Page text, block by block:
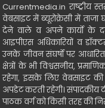
Currentmedia.in राष्ट्रीय
वेबसाइट में ब्यूरोक्रेसी में
देने वाले व अपने कार्यो के
आइपीएस अधिकारियों व
उनके जीवन संघर्षो पर
क्षेत्रों के भी विश्वसनीय,
रहेगा, इसके लिए वेबसाइट
अपडेट करती रहेगी।
पाठक वर्ग को किसी तरह की